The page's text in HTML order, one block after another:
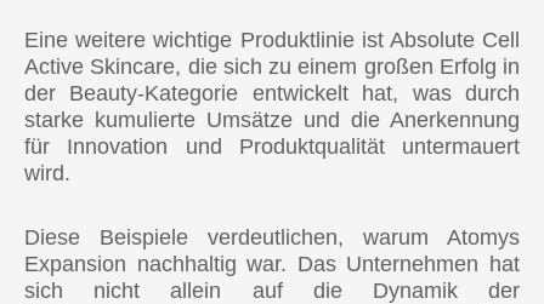
Eine weitere wichtige Produktlinie ist Absolute Cell
Active Skincare, die sich zu einem großen Erfolg in
der Beauty-Kategorie entwickelt hat, was durch
starke kumulierte Umsätze und die Anerkennung
für Innovation und Produktqualität untermauert
wird.
Diese Beispiele verdeutlichen, warum Atomys
Expansion nachhaltig war. Das Unternehmen hat
sich nicht allein auf die Dynamik der